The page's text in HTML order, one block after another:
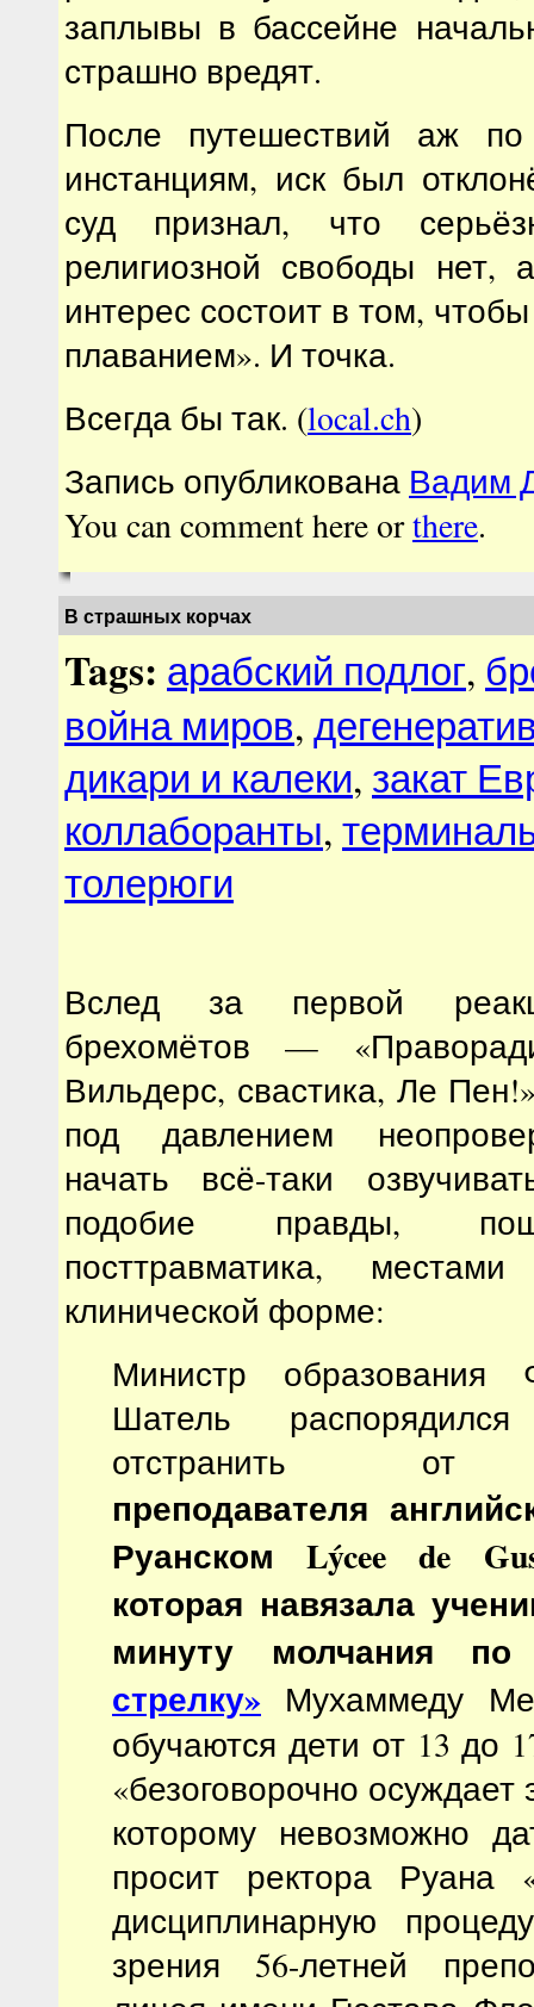
заплывы в бассейне
страшно вредят.
После путешествий аж
инстанциям, иск был
суд признал, что
религиозной свободы нет,
интерес состоит в том,
плаванием». И точка.
Всегда бы так. (local.ch)
Запись опубликована Вадим
You can comment here orthere.
В страшных корчах
Tags: арабский подлог,
война миров,
дикари и калеки, закат
коллаборанты,
толерюги
Вслед за первой
брехомётов —
Вильдерс, свастика, Ле
под давлением
начать всё-таки
подобие правды,
посттравматика,
клинической форме:
Министр образования
Шатель
отстранить от
преподавателя
Руанском Lýcee de
которая навязала
минуту молчания
стрелку» Мухаммеду
обучаются дети от 13 до
«безоговорочно осуждает
которому невозможно
просит ректора Руана
дисциплинарную
зрения 56-летней